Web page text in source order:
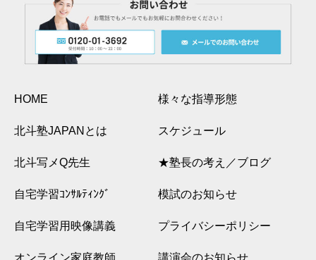
HOME
北斗塾JAPANとは
北斗写メQ先生
自宅学習ｺﾝｻﾙﾃｨﾝｸﾞ
自宅学習用映像講義
オンライン家庭教師
様々な指導形態
スケジュール
★塾長の考え／ブログ
模試のお知らせ
プライバシーポリシー
講演会のお知らせ